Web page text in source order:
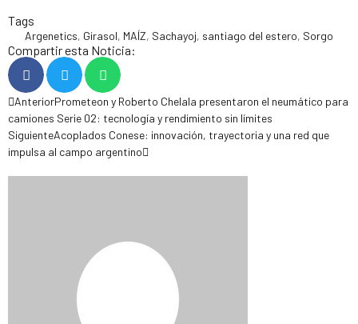
Tags
Argenetics, Girasol, MAÍZ, Sachayoj, santiago del estero, Sorgo
Compartir esta Noticia:
AnteriorPrometeon y Roberto Chelala presentaron el neumático para
camiones Serie 02: tecnología y rendimiento sin límites
SiguienteAcoplados Conese: innovación, trayectoria y una red que
impulsa al campo argentino